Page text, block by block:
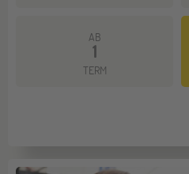
AB
1
TERM